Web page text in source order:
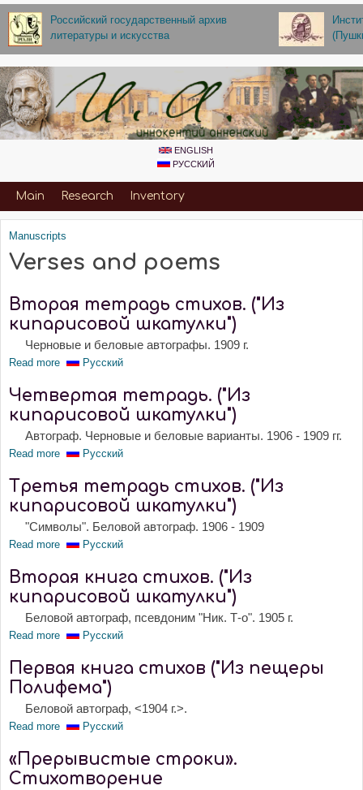
Skip to main content
Российский государственный архив
литературы и искусства
ENGLISH
РУССКИЙ
Primary_for_Annenskiy
Main Research Inventory
You are here
Manuscripts
Verses and poems
Вторая тетрадь стихов. ("Из
кипарисовой шкатулки")
Черновые и беловые автографы. 1909 г.
Read more about Вторая тетрадь стихов. ("Из кипарисовой шкатулки")
Русский
Четвертая тетрадь. ("Из
кипарисовой шкатулки")
Автограф. Черновые и беловые варианты. 1906 - 1909 гг.
Read more about Четвертая тетрадь. ("Из кипарисовой шкатулки")
Русский
Третья тетрадь стихов. ("Из
кипарисовой шкатулки")
"Символы". Беловой автограф. 1906 - 1909
Read more about Третья тетрадь стихов. ("Из кипарисовой шкатулки")
Русский
Вторая книга стихов. ("Из
кипарисовой шкатулки")
Беловой автограф, псевдоним "Ник. Т-о". 1905 г.
Read more about Вторая книга стихов. ("Из кипарисовой шкатулки")
Русский
Первая книга стихов ("Из пещеры
Полифема")
Беловой автограф, <1904 г.>.
Read more about Первая книга стихов ("Из пещеры Полифема")
Русский
«Прерывистые строки».
Стихотворение